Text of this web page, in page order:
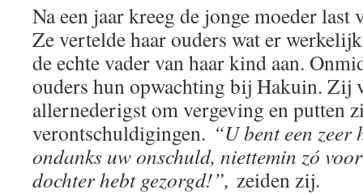
Na een jaar kreeg de jonge moeder last
Ze vertelde haar ouders wat er
de echte vader van haar kind aan.
ouders hun opwachting bij Hakuin. Zij
allernederigst om vergeving en putten
verontschuldigingen. “U bent een
ondanks uw onschuld, niettemin zó
dochter hebt gezorgd!”, zeiden zij.